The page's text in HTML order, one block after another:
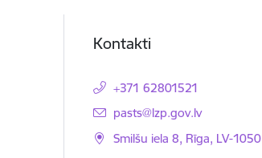
Kontakti
+371 62801521
E-pasts:
pasts@lzp.gov.lv
Smilšu iela 8, Rīga, LV-1050